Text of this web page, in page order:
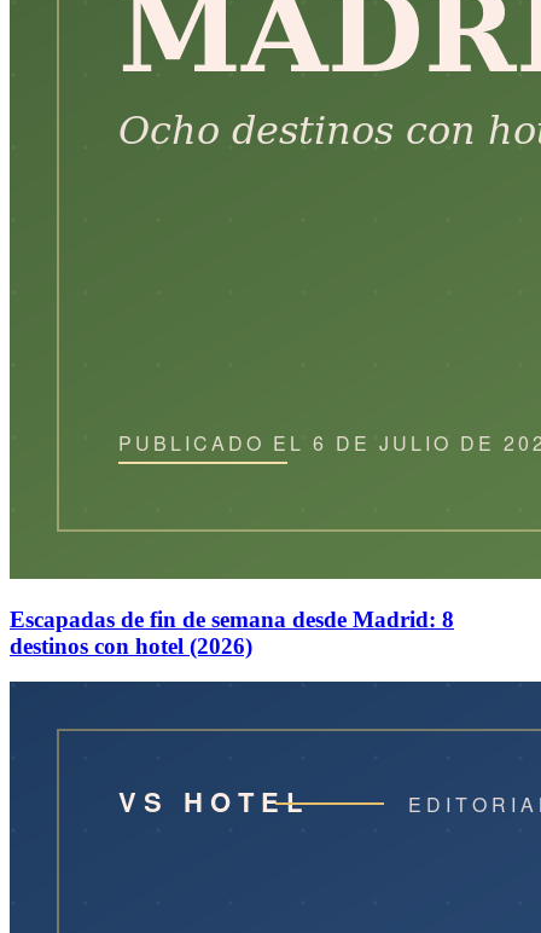
Escapadas de fin de semana desde Madrid: 8
destinos con hotel (2026)